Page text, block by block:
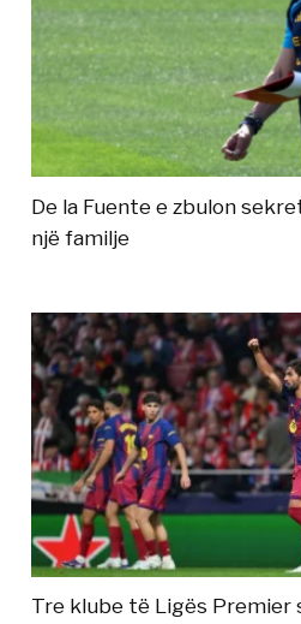
De la Fuente e zbulon
një familje
Tre klube të Ligës Premier